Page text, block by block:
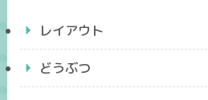
レイアウト
どうぶつ